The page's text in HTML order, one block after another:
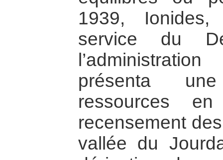
1939,
service du
présenta
ressources
recensement
vallée du